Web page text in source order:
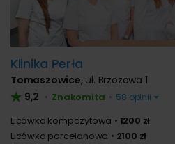
Klinika Perła
Tomaszowice, ul. Brzozowa 1
9,2 • Znakomita • 58 opinii
Licówka kompozytowa
1200 zł
Licówka porcelanowa
2100 zł